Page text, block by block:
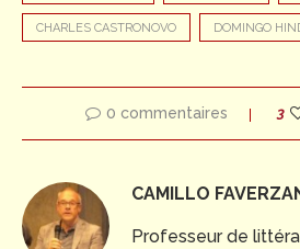
CHARLES CASTRONOVO DOMINGO
0 commentaires 3
CAMILLO
Professeur de